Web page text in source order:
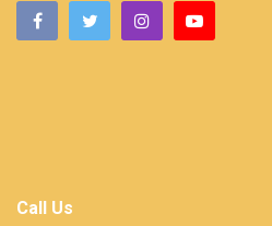
Call Us